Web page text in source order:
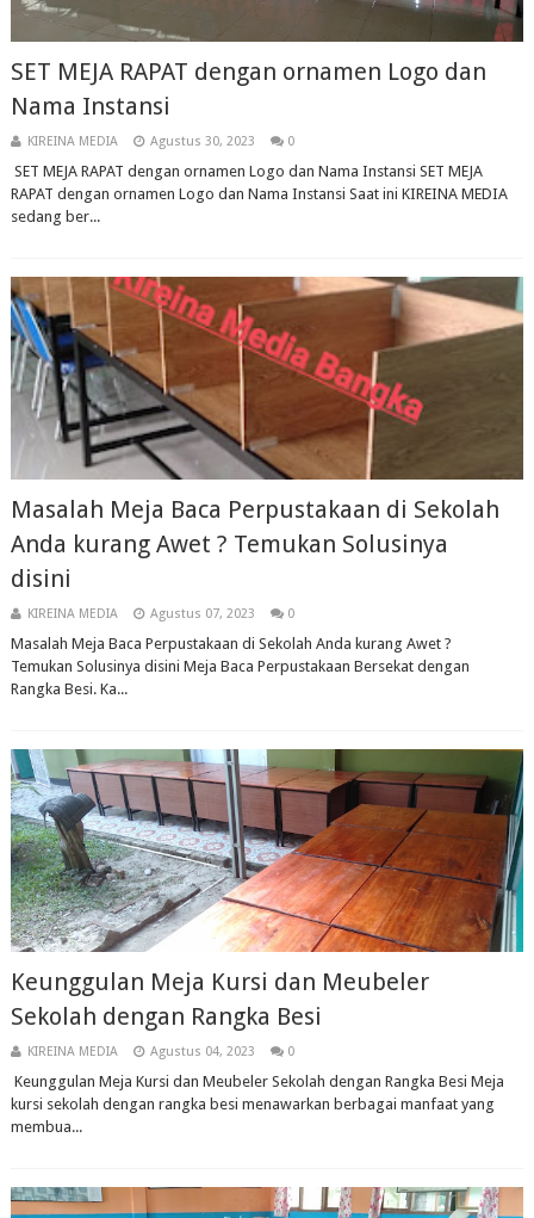
SET MEJA RAPAT dengan ornamen Logo dan
Nama Instansi
KIREINA MEDIA Agustus 30, 2023 0
SET MEJA RAPAT dengan ornamen Logo dan Nama Instansi SET MEJA
RAPAT dengan ornamen Logo dan Nama Instansi Saat ini KIREINA MEDIA
sedang ber...
Masalah Meja Baca Perpustakaan di Sekolah
Anda kurang Awet ? Temukan Solusinya
disini
KIREINA MEDIA Agustus 07, 2023 0
Masalah Meja Baca Perpustakaan di Sekolah Anda kurang Awet ?
Temukan Solusinya disini Meja Baca Perpustakaan Bersekat dengan
Rangka Besi. Ka...
Keunggulan Meja Kursi dan Meubeler
Sekolah dengan Rangka Besi
KIREINA MEDIA Agustus 04, 2023 0
Keunggulan Meja Kursi dan Meubeler Sekolah dengan Rangka Besi Meja
kursi sekolah dengan rangka besi menawarkan berbagai manfaat yang
membua...